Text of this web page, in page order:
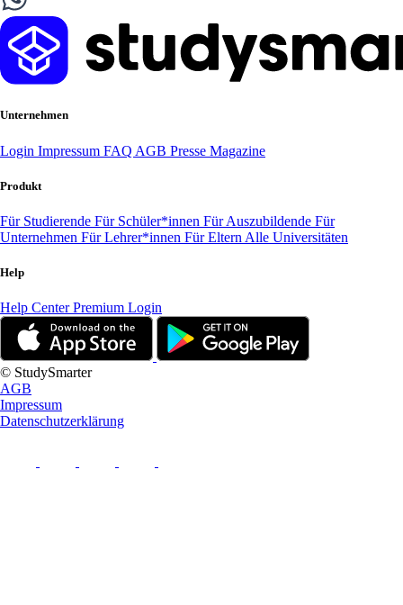
Unternehmen
Login Impressum FAQ AGB Presse Magazine
Produkt
Für Studierende Für Schüler*innen Für Auszubildende Für
Unternehmen Für Lehrer*innen Für Eltern Alle Universitäten
Help
Help CenterPremium Login
© StudySmarter
AGB
Impressum
Datenschutzerklärung